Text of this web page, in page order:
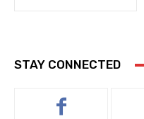
STAY CONNECTED